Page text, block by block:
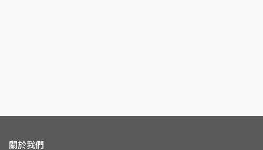
關於我們